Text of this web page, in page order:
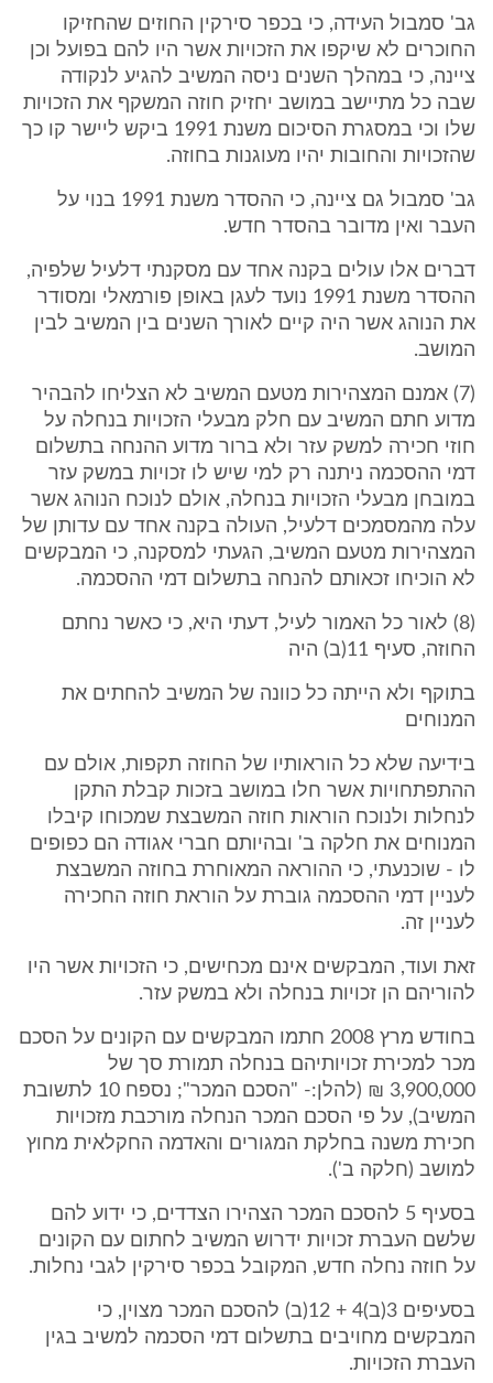
גב' סמבול העידה, כי בכפר סירקין החוזים שהחזיקו
החוכרים לא שיקפו את הזכויות אשר היו להם בפועל וכן
ציינה, כי במהלך השנים ניסה המשיב להגיע לנקודה
שבה כל מתיישב במושב יחזיק חוזה המשקף את הזכויות
שלו וכי במסגרת הסיכום משנת 1991 ביקש ליישר קו כך
שהזכויות והחובות יהיו מעוגנות בחוזה.
גב' סמבול גם ציינה, כי ההסדר משנת 1991 בנוי על
העבר ואין מדובר בהסדר חדש.
דברים אלו עולים בקנה אחד עם מסקנתי דלעיל שלפיה,
ההסדר משנת 1991 נועד לעגן באופן פורמאלי ומסודר
את הנוהג אשר היה קיים לאורך השנים בין המשיב לבין
המושב.
(7) אמנם המצהירות מטעם המשיב לא הצליחו להבהיר
מדוע חתם המשיב עם חלק מבעלי הזכויות בנחלה על
חוזי חכירה למשק עזר ולא ברור מדוע ההנחה בתשלום
דמי ההסכמה ניתנה רק למי שיש לו זכויות במשק עזר
במובחן מבעלי הזכויות בנחלה, אולם לנוכח הנוהג אשר
עלה מהמסמכים דלעיל, העולה בקנה אחד עם עדותן של
המצהירות מטעם המשיב, הגעתי למסקנה, כי המבקשים
לא הוכיחו זכאותם להנחה בתשלום דמי ההסכמה.
(8) לאור כל האמור לעיל, דעתי היא, כי כאשר נחתם
החוזה, סעיף 11(ב) היה
בתוקף ולא הייתה כל כוונה של המשיב להחתים את
המנוחים
בידיעה שלא כל הוראותיו של החוזה תקפות, אולם עם
ההתפתחויות אשר חלו במושב בזכות קבלת התקן
לנחלות ולנוכח הוראות חוזה המשבצת שמכוחו קיבלו
המנוחים את חלקה ב' ובהיותם חברי אגודה הם כפופים
לו - שוכנעתי, כי ההוראה המאוחרת בחוזה המשבצת
לעניין דמי ההסכמה גוברת על הוראת חוזה החכירה
לעניין זה.
זאת ועוד, המבקשים אינם מכחישים, כי הזכויות אשר היו
להוריהם הן זכויות בנחלה ולא במשק עזר.
בחודש מרץ 2008 חתמו המבקשים עם הקונים על הסכם
מכר למכירת זכויותיהם בנחלה תמורת סך של
3,900,000 ₪ (להלן:- "הסכם המכר"; נספח 10 לתשובת
המשיב), על פי הסכם המכר הנחלה מורכבת מזכויות
חכירת משנה בחלקת המגורים והאדמה החקלאית מחוץ
למושב (חלקה ב').
בסעיף 5 להסכם המכר הצהירו הצדדים, כי ידוע להם
שלשם העברת זכויות ידרוש המשיב לחתום עם הקונים
על חוזה נחלה חדש, המקובל בכפר סירקין לגבי נחלות.
בסעיפים 3(ב)4 + 12(ב) להסכם המכר מצוין, כי
המבקשים מחויבים בתשלום דמי הסכמה למשיב בגין
העברת הזכויות.